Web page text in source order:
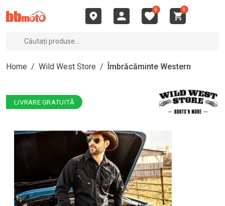
0 0
Home / Wild West Store / Îmbrăcăminte Western
LIVRARE GRATUITĂ